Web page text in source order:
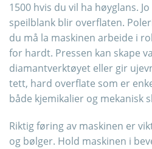
1500 hvis du vil ha høyglans.
speilblank blir overflaten.
du må la maskinen arbeide i
for hardt. Pressen kan skape
diamantverktøyet eller gir
tett, hard overflate som er
både kjemikalier og mekanisk
Riktig føring av maskinen er
og bølger. Hold maskinen i